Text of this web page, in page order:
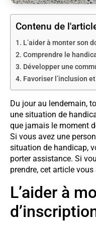
Contenu de
L’aider à monter son
Comprendre le
Développer une
Favoriser l’inclusion
Du jour au lendemain,
une situation de
que jamais le moment
Si vous avez une
situation de handicap,
porter assistance. Si
prendre, cet article vous
L’aider à